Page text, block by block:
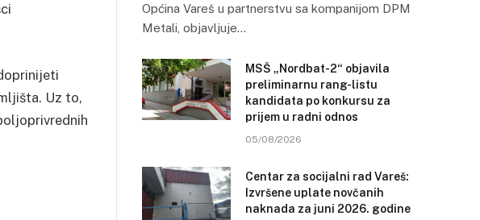
Uz to,
Općina Vareš u partnerstvu sa kompanijom DPM
Metali, objavljuje…
MSŠ „Nordbat-2“ objavila
preliminarnu rang-listu
kandidata po konkursu za
prijem u radni odnos
05/08/2026
Centar za socijalni rad Vareš:
Izvršene uplate novčanih
naknada za juni 2026. godine